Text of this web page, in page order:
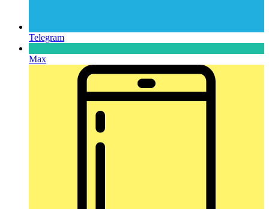
Telegram
Max